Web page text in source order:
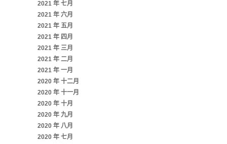
2021 年 七月
2021 年 六月
2021 年 五月
2021 年 四月
2021 年 三月
2021 年 二月
2021 年 一月
2020 年 十二月
2020 年 十一月
2020 年 十月
2020 年 九月
2020 年 八月
2020 年 七月